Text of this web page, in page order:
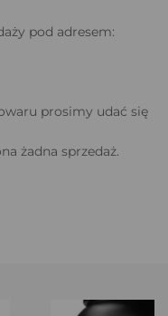
pod adresem:
prosimy udać się
żadna sprzedaż.